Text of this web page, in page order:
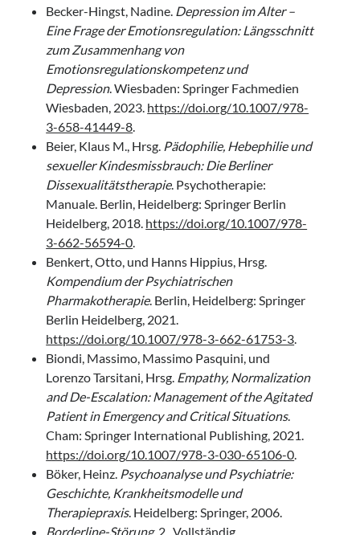
Becker-Hingst, Nadine. Depression im Alter –
Eine Frage der Emotionsregulation: Längsschnitt
zum Zusammenhang von
Emotionsregulationskompetenz und
Depression. Wiesbaden: Springer Fachmedien
Wiesbaden, 2023. https://doi.org/10.1007/978-
3-658-41449-8.
Beier, Klaus M., Hrsg. Pädophilie, Hebephilie und
sexueller Kindesmissbrauch: Die Berliner
Dissexualitätstherapie. Psychotherapie:
Manuale. Berlin, Heidelberg: Springer Berlin
Heidelberg, 2018. https://doi.org/10.1007/978-
3-662-56594-0.
Benkert, Otto, und Hanns Hippius, Hrsg.
Kompendium der Psychiatrischen
Pharmakotherapie. Berlin, Heidelberg: Springer
Berlin Heidelberg, 2021.
https://doi.org/10.1007/978-3-662-61753-3.
Biondi, Massimo, Massimo Pasquini, und
Lorenzo Tarsitani, Hrsg. Empathy, Normalization
and De-Escalation: Management of the Agitated
Patient in Emergency and Critical Situations.
Cham: Springer International Publishing, 2021.
https://doi.org/10.1007/978-3-030-65106-0.
Böker, Heinz. Psychoanalyse und Psychiatrie:
Geschichte, Krankheitsmodelle und
Therapiepraxis. Heidelberg: Springer, 2006.
Borderline-Störung. 2., Vollständig